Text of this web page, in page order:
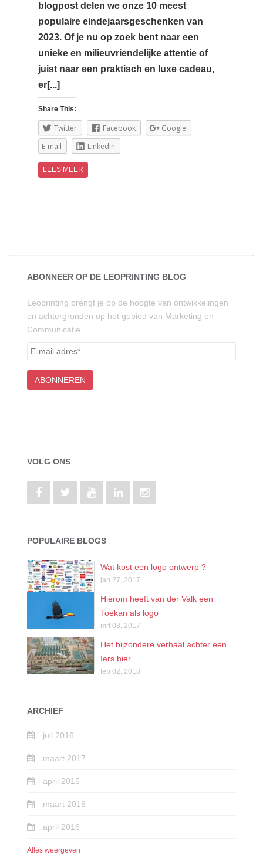
blogpost delen we onze 10 meest
populaire eindejaarsgeschenken van
2023. Of je nu op zoek bent naar een
unieke en milieuvriendelijke attentie of
juist naar een praktisch en luxe cadeau,
er[...]
Share This:
Twitter Facebook
Google
E-mail
LinkedIn
LEES MEER
ABONNEER OP DE LEOPRINTING BLOG
Leoprinting brengt je op de hoogte van ontwikkelingen
en achtergronden op het gebied van Marketing en
Communicatie.
VOLG ONS
POPULAIRE BLOGS
Wat kost een logo ontwerp ?
jan 27, 2017
Hierom heeft van der Valk een
Toekan als logo
mrt 03, 2017
Het bijzondere verhaal achter een
Iers bier
feb 02, 2018
ARCHIEF
juli 2016
maart 2017
april 2015
maart 2016
april 2016
Alles weergeven